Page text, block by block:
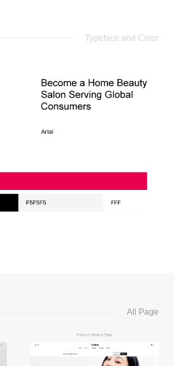
Typeface and Color
All Page